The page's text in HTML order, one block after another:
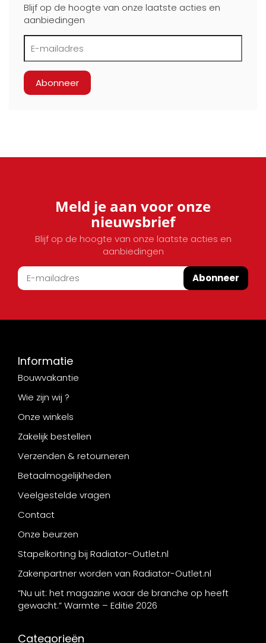
Blijf op de hoogte van onze laatste acties en
aanbiedingen
Abonneer
Meld je aan voor onze
nieuwsbrief
Blijf op de hoogte van onze laatste acties en
aanbiedingen
Abonneer
Informatie
Bouwvakantie
Wie zijn wij ?
Onze winkels
Zakelijk bestellen
Verzenden & retourneren
Betaalmogelijkheden
Veelgestelde vragen
Contact
Onze beurzen
Stapelkorting bij Radiator-Outlet.nl
Zakenpartner worden van Radiator-Outlet.nl
“Nu uit: het magazine waar de branche op heeft
gewacht.” Warmte – Editie 2026
Categorieën